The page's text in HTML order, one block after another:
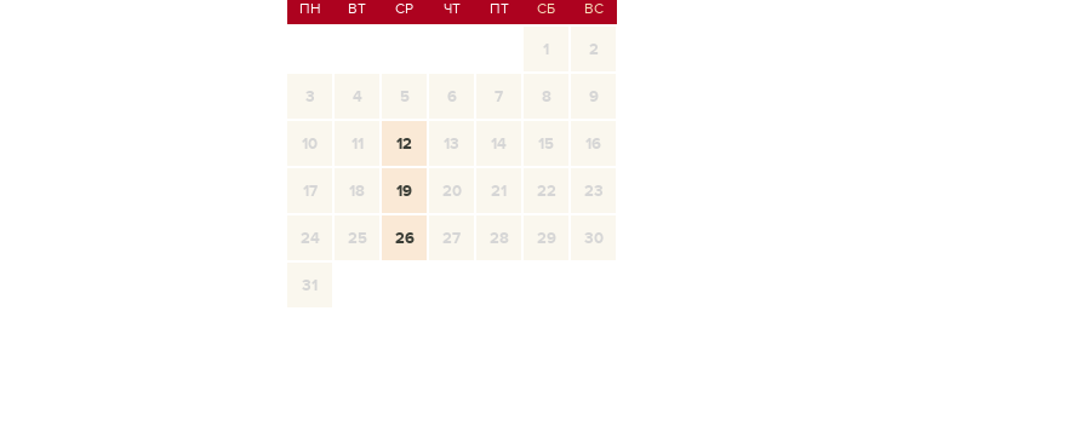
ПН ВТ СР ЧТ ПТ СБ ВС
1 2
3 4 5 6 7 8 9
10 11 12 13 14 15 16
17 18 19 20 21 22 23
24 25 26 27 28 29 30
31